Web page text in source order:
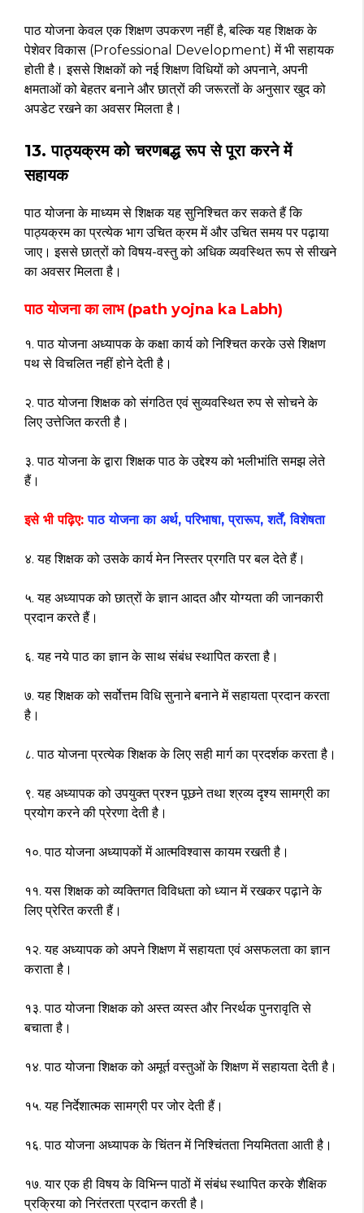
पाठ योजना केवल एक शिक्षण उपकरण नहीं है, बल्कि यह शिक्षक के
पेशेवर विकास (Professional Development) में भी सहायक
होती है। इससे शिक्षकों को नई शिक्षण विधियों को अपनाने, अपनी
क्षमताओं को बेहतर बनाने और छात्रों की जरूरतों के अनुसार खुद को
अपडेट रखने का अवसर मिलता है।
13. पाठ्यक्रम को चरणबद्ध रूप से पूरा करने में
सहायक
पाठ योजना के माध्यम से शिक्षक यह सुनिश्चित कर सकते हैं कि
पाठ्यक्रम का प्रत्येक भाग उचित क्रम में और उचित समय पर पढ़ाया
जाए। इससे छात्रों को विषय-वस्तु को अधिक व्यवस्थित रूप से सीखने
का अवसर मिलता है।
पाठ योजना का लाभ (path yojna ka Labh)
१. पाठ योजना अध्यापक के कक्षा कार्य को निश्चित करके उसे शिक्षण
पथ से विचलित नहीं होने देती है।
२. पाठ योजना शिक्षक को संगठित एवं सुव्यवस्थित रुप से सोचने के
लिए उत्तेजित करती है।
३. पाठ योजना के द्वारा शिक्षक पाठ के उद्देश्य को भलीभांति समझ लेते
हैं।
इसे भी पढ़िए:पाठ योजना का अर्थ, परिभाषा, प्रारूप, शर्तें, विशेषता
४. यह शिक्षक को उसके कार्य मेन निस्तर प्रगति पर बल देते हैं।
५. यह अध्यापक को छात्रों के ज्ञान आदत और योग्यता की जानकारी
प्रदान करते हैं।
६. यह नये पाठ का ज्ञान के साथ संबंध स्थापित करता है।
७. यह शिक्षक को सर्वोत्तम विधि सुनाने बनाने में सहायता प्रदान करता
है।
८. पाठ योजना प्रत्येक शिक्षक के लिए सही मार्ग का प्रदर्शक करता है।
९. यह अध्यापक को उपयुक्त प्रश्न पूछने तथा श्रव्य दृश्य सामग्री का
प्रयोग करने की प्रेरणा देती है।
१०. पाठ योजना अध्यापकों में आत्मविश्वास कायम रखती है।
११. यस शिक्षक को व्यक्तिगत विविधता को ध्यान में रखकर पढ़ाने के
लिए प्रेरित करती हैं।
१२. यह अध्यापक को अपने शिक्षण में सहायता एवं असफलता का ज्ञान
कराता है।
१३. पाठ योजना शिक्षक को अस्त व्यस्त और निरर्थक पुनरावृति से
बचाता है।
१४. पाठ योजना शिक्षक को अमूर्त वस्तुओं के शिक्षण में सहायता देती है।
१५. यह निर्देशात्मक सामग्री पर जोर देती हैं।
१६. पाठ योजना अध्यापक के चिंतन में निश्चिंतता नियमितता आती है।
१७. यार एक ही विषय के विभिन्न पाठों में संबंध स्थापित करके शैक्षिक
प्रक्रिया को निरंतरता प्रदान करती है।